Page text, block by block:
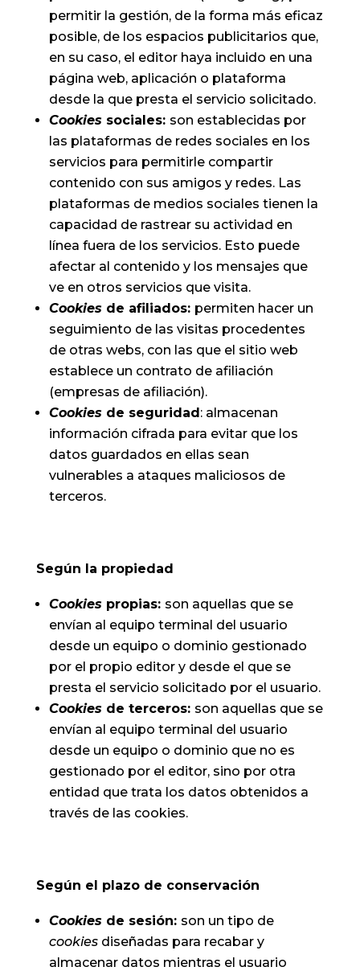
permitir la gestión, de la forma más eficaz
posible, de los espacios publicitarios que,
en su caso, el editor haya incluido en una
página web, aplicación o plataforma
desde la que presta el servicio solicitado.
Cookies sociales: son establecidas por
las plataformas de redes sociales en los
servicios para permitirle compartir
contenido con sus amigos y redes. Las
plataformas de medios sociales tienen la
capacidad de rastrear su actividad en
línea fuera de los servicios. Esto puede
afectar al contenido y los mensajes que
ve en otros servicios que visita.
Cookies de afiliados: permiten hacer un
seguimiento de las visitas procedentes
de otras webs, con las que el sitio web
establece un contrato de afiliación
(empresas de afiliación).
Cookies de seguridad: almacenan
información cifrada para evitar que los
datos guardados en ellas sean
vulnerables a ataques maliciosos de
terceros.
Según la propiedad
Cookies propias: son aquellas que se
envían al equipo terminal del usuario
desde un equipo o dominio gestionado
por el propio editor y desde el que se
presta el servicio solicitado por el usuario.
Cookies de terceros: son aquellas que se
envían al equipo terminal del usuario
desde un equipo o dominio que no es
gestionado por el editor, sino por otra
entidad que trata los datos obtenidos a
través de las cookies.
Según el plazo de conservación
Cookies de sesión: son un tipo de
cookies diseñadas para recabar y
almacenar datos mientras el usuario